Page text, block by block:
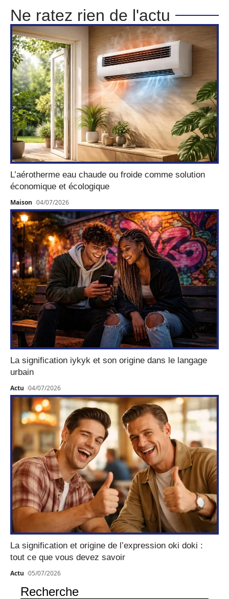
Ne ratez rien de l'actu
L’aérotherme eau chaude ou froide comme solution
économique et écologique
Maison 04/07/2026
La signification iykyk et son origine dans le langage
urbain
Actu 04/07/2026
La signification et origine de l’expression oki doki :
tout ce que vous devez savoir
Actu 05/07/2026
Recherche